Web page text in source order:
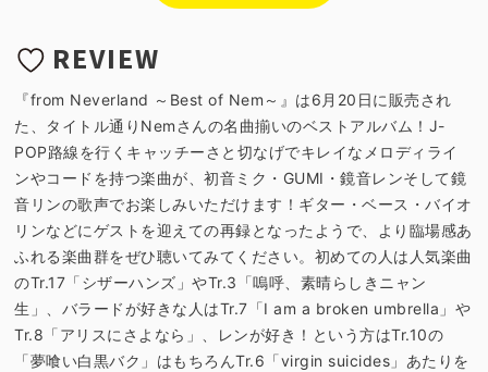
REVIEW
『from Neverland ～Best of Nem～』は6月20日に販売され
た、タイトル通りNemさんの名曲揃いのベストアルバム！J-
POP路線を行くキャッチーさと切なげでキレイなメロディライ
ンやコードを持つ楽曲が、初音ミク・GUMI・鏡音レンそして鏡
音リンの歌声でお楽しみいただけます！ギター・ベース・バイオ
リンなどにゲストを迎えての再録となったようで、より臨場感あ
ふれる楽曲群をぜひ聴いてみてください。初めての人は人気楽曲
のTr.17「シザーハンズ」やTr.3「嗚呼、素晴らしきニャン
生」、バラードが好きな人はTr.7「I am a broken umbrella」や
Tr.8「アリスにさよなら」、レンが好き！という方はTr.10の
「夢喰い白黒バク」はもちろんTr.6「virgin suicides」あたりを